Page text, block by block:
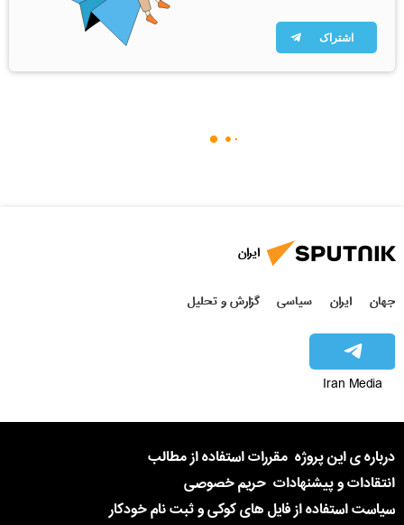
اشتراک
ایران
جهان ایران سیاسی گزارش و تحلیل
Iran Media
درباره ی این پروژه مقررات استفاده از مطالب
انتقادات و پیشنهادات حریم خصوصی
سیاست استفاده از فایل های کوکی و ثبت نام خودکار